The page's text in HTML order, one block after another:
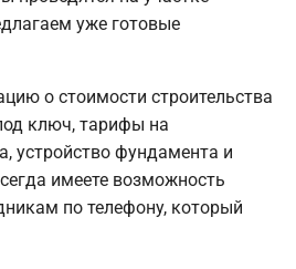
уже готовые
о стоимости строительства
ключ, тарифы на
устройство фундамента и
имеете возможность
по телефону, который